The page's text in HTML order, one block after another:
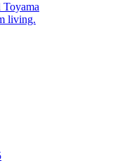
living.